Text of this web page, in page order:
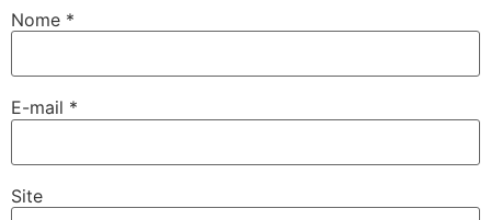
Nome *
E-mail *
Site